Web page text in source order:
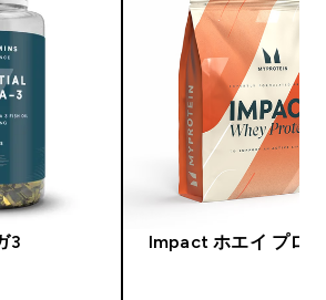
3 Impact ホエイ プロ